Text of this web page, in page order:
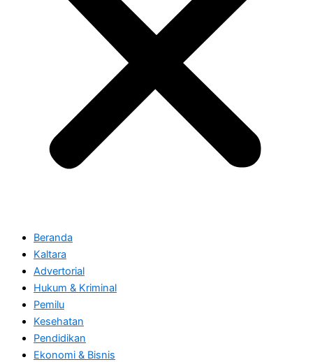
Beranda
Kaltara
Advertorial
Hukum & Kriminal
Pemilu
Kesehatan
Pendidikan
Ekonomi & Bisnis